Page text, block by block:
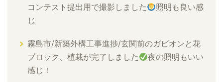
コンテスト提出用で撮影しました
照明も良い感
じ
霧島市/新築外構工事進捗/玄関前のガビオンと花
ブロック、植栽が完了しました
夜の照明もいい
感じ！